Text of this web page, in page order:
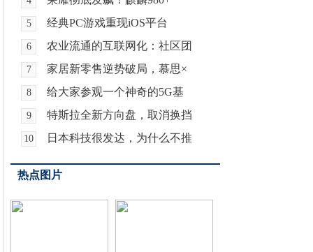
5 经典PC游戏重现iOS平台
6 农业流通的互联网化：社区团
7 家居新零售逆势破局，慕思×
8 给大家参观一个神奇的5G基
9 特斯拉全新方向盘，取消换挡
10 日本科技很发达，为什么不推
热点图片